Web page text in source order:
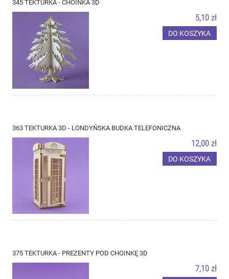
345 TEKTURKA - CHOINKA 3D
5,10 zł
DO KOSZYKA
363 TEKTURKA 3D - LONDYŃSKA BUDKA TELEFONICZNA
12,00 zł
DO KOSZYKA
375 TEKTURKA - PREZENTY POD CHOINKĘ 3D
7,10 zł